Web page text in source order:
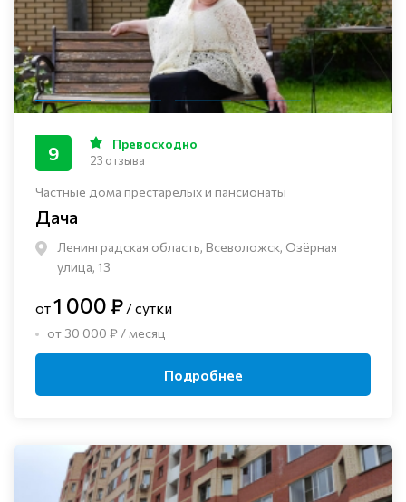
Частные дома престарелых и пансионаты
Дача
Ленинградская область, Всеволожск, Озёрная
улица, 13
9 Превосходно
23 отзыва
от1 000 ₽ / сутки
от 30 000 ₽ / месяц
Подробнее